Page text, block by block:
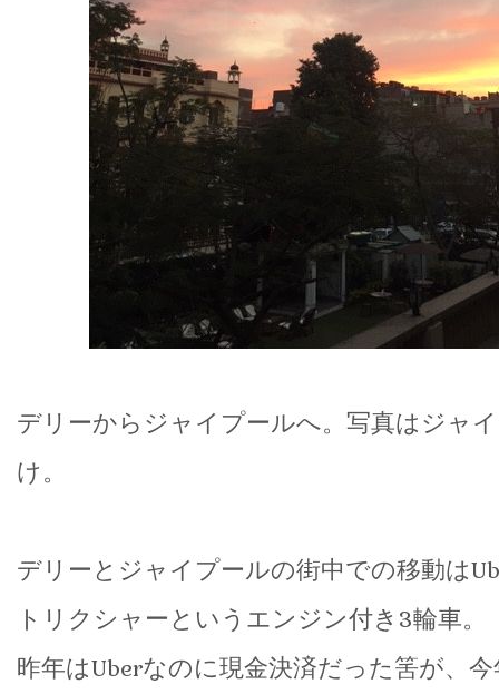
デリーからジャイプールへ。写真はジャ
け。
デリーとジャイプールの街中での移動は
トリクシャーというエンジン付き3輪車。
昨年はUberなのに現金決済だった筈が、